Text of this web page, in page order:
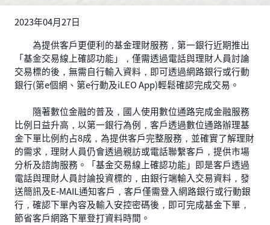
2023年04月27日
為提供客戶更便利的基金理財服務，第一銀行近期推出
「基金交易線上確認功能」，僅需透過電話與理財人員討論
交易標的後，無需自行輸入資料，即可透過網路銀行或行動
銀行(第e個網、第e行動及iLEO App)輕鬆確認完成交易。
隨著數位金融的普及，國人使用數位通路完成金融服務
比例日益升高，以第一銀行為例，客戶透過數位通路辦理基
金下單比例約占8成，為提供客戶完整服務，並確實了解理財
的需求，理財人員仍會透過親訪或電話聯繫客戶，提供市場
分析及諮詢服務。「基金交易線上確認功能」即是客戶透過
電話與理財人員討論投資標的，由銀行端輸入交易資料，發
送簡訊及E-MAIL通知客戶，客戶僅需登入網路銀行或行動銀
行，確認下單內容及輸入安控密碼後，即可完成基金下單，
節省客戶網路下單登打資料時間。